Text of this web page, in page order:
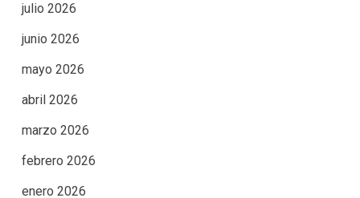
julio 2026
junio 2026
mayo 2026
abril 2026
marzo 2026
febrero 2026
enero 2026